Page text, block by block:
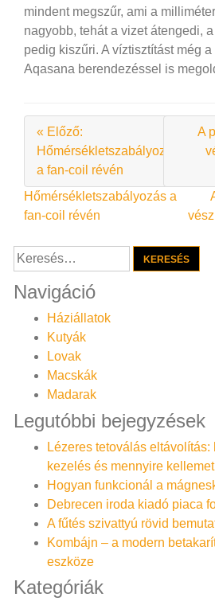
mindent megszűr, ami a
nagyobb, tehát a vizet átengedi,
pedig kiszűri. A víztisztítást még
Aqasana berendezéssel is
« Előző:
Hőmérsékletszabályozás
a fan-coil révén
A
Bejegyzés
navigáció
Hőmérsékletszabályozás a
fan-coil révén
Keresés:
Navigáció
Háziállatok
Kutyák
Lovak
Macskák
Madarak
Legutóbbi bejegyzések
Lézeres tetoválás
kezelés és mennyire
Hogyan funkcionál a
Debrecen iroda kiadó piaca
A fűtés szivattyú rövid
Kombájn – a modern
eszköze
Kategóriák